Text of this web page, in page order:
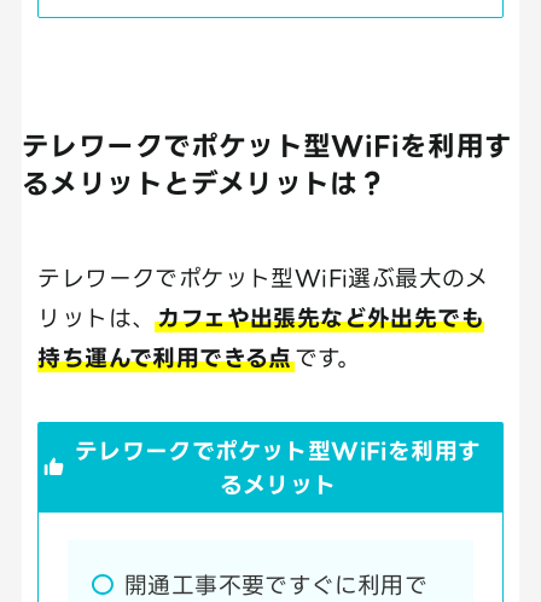
テレワークでポケット型WiFiを利用す
るメリットとデメリットは？
テレワークでポケット型WiFi選ぶ最大のメ
リットは、カフェや出張先など外出先でも
持ち運んで利用できる点です。
テレワークでポケット型WiFiを利用す
るメリット
開通工事不要ですぐに利用で